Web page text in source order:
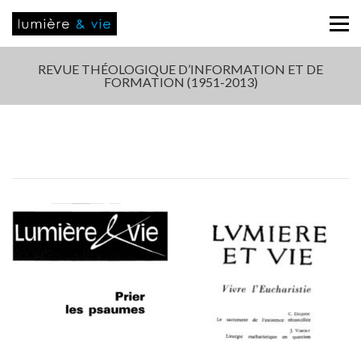
REVUE THÉOLOGIQUE D’INFORMATION ET DE
FORMATION (1951-2013)